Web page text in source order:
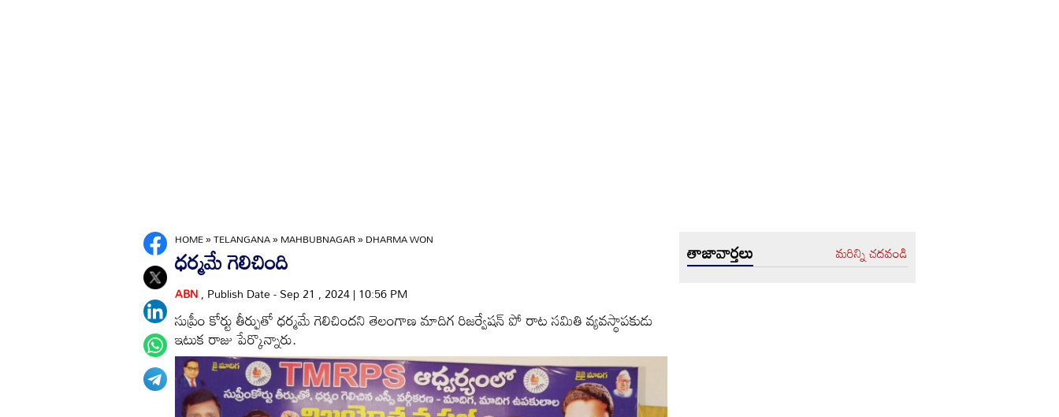
HOME»TELANGANA»MAHBUBNAGAR»DHARMA WON
ధర్మమే గెలిచింది
ABN, Publish Date - Sep 21 , 2024 | 10:56 PM
సుప్రీం కోర్టు తీర్పుతో ధర్మమే గెలిచిందని తెలంగాణ మాదిగ రిజర్వేషన్‌ పో రాట సమితి వ్యవస్థాపకుడు
ఇటుక రాజు పేర్కొన్నారు.
తాజావార్తలు మరిన్ని చదవండి